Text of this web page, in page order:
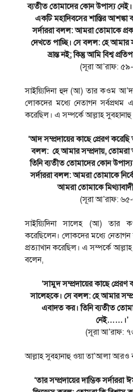
ব্যতীত তোমাদের কোন উপাস্য
একটি মহাদিবসের শাস্তির আশঙ্কা
সর্দাররা বলল: আমরা তোমাকে
দেখতে পাচ্ছি। সে বলল: হে
ভ্রান্ত নই; কিন্তু আমি বিশ্ব
(সূরা আ’রাফ:
সাইয়্যিদিনা হুদ (আ) তার কওম
লোকদের মধ্যে নেতাগন সর্বপ্রথম
করেছিল। এ সম্পর্কে আল্লাহ
‘আদ সম্প্রদায়ের কাছে প্রেরণ
বলল: হে আমার সম্প্রদায়, তোমরা
তিনি ব্যতীত তোমাদের কোন উপাস্য
সর্দাররা বলল: আমরা তোমাকে
আমরা তোমাকে
(সূরা আ’রাফ:
সাইয়্যিদিনা সালেহ (আ) তার
করেছিলেন। লোকদের মধ্যে
প্রত্যাখান করেছিল। এ সম্পর্কে
বলেন,
‘সামুদ সম্প্রদায়ের কাছে
সালেহকে। সে বলল: হে আমার
এবাদত কর। তিনি ব্যতীত
নেই……।’
(সূরা আ’রাফ:
আল্লাহ সুবহানাহু ওয়া তা’আলা আরও
‘তার সম্প্রদায়ের দাম্ভিক সর্দাররা